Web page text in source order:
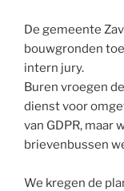
De gemeente
bouwgronden
intern jury.
Buren vroegen
dienst voor
van GDPR, maar
brievenbussen
We kregen de